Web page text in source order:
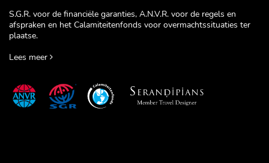
S.G.R. voor de financiële garanties, A.N.V.R. voor de regels en
afspraken en het Calamiteitenfonds voor overmachtssituaties ter
plaatse.
Lees meer